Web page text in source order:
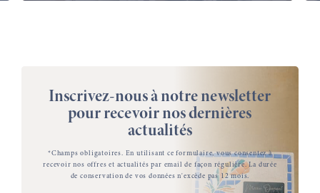
Inscrivez-nous à notre newsletter
pour recevoir nos dernières
actualités
*Champs obligatoires. En utilisant ce formulaire, vous consentez à
recevoir nos offres et actualités par email de façon régulière. La durée
de conservation de vos données n'excède pas 12 mois.